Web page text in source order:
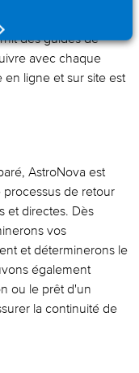
système. Pour
des guides de
avec chaque
en ligne et sur site est
AstroNova est
de retour
et directes. Dès
vos
et déterminerons le
également
ou le prêt d'un
la continuité de